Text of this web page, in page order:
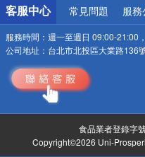
客服中心 常見問題 服
服務時間： 週一至週日 09:00-21:00
公司地址： 台北市北投區大業路136
食品業者登錄字
Copyright©2026 Uni-